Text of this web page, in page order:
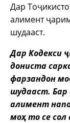
Дар
алимент
шудааст.
Дар Кодекси
дониста
фарзандон
шудааст. Бар
алимент
моҳ то се сол